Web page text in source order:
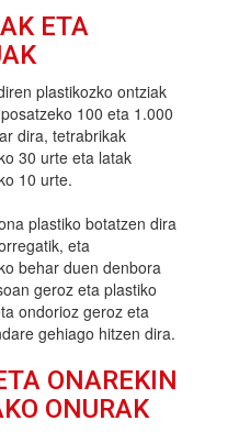
ETA
plastikozko ontziak
100 eta 1.000
dira, tetrabrikak
30 urte eta latak
10 urte.
plastiko botatzen dira
eta
behar duen denbora
geroz eta plastiko
ondorioz geroz eta
gehiago hitzen dira.
ONAREKIN
ONURAK